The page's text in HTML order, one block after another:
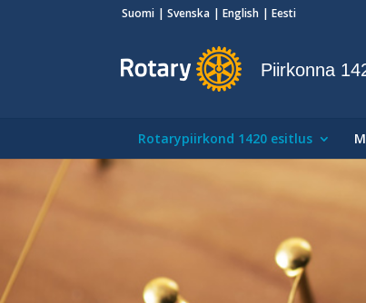
Suomi Svenska English Eesti
Piirkonna
Rotarypiirkond 1420 esitlus